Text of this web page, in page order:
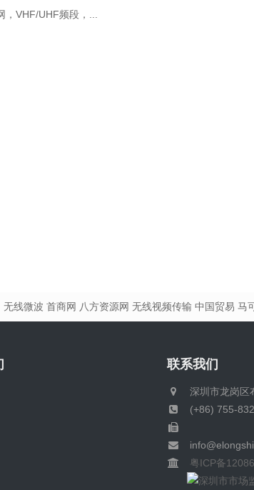
VHF/UHF频段，...
无线微波 首商网 八方资源网 无线视频传输 中国贸易 马
联系我们
深圳市龙岗区
(+86) 755-
粤ICP备